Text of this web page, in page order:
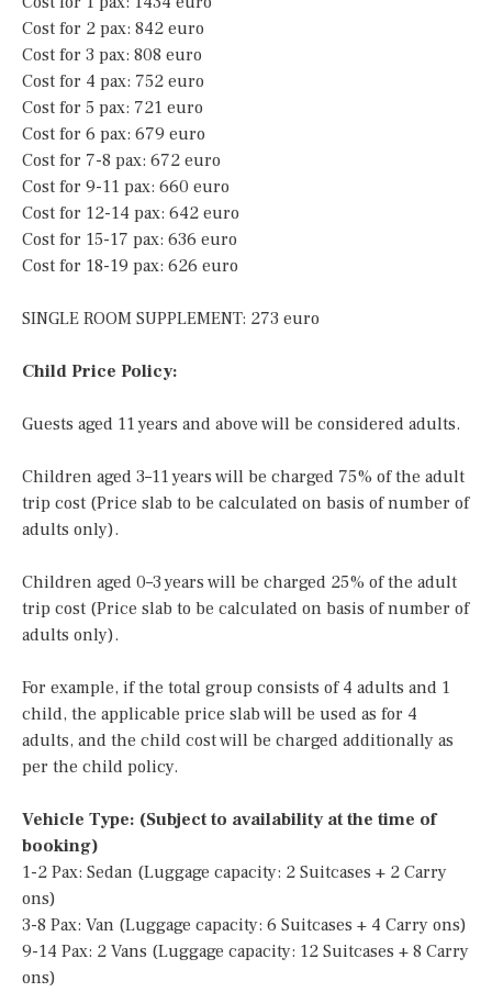
Cost for 2 pax: 842 euro
Cost for 3 pax: 808 euro
Cost for 4 pax: 752 euro
Cost for 5 pax: 721 euro
Cost for 6 pax: 679 euro
Cost for 7-8 pax: 672 euro
Cost for 9-11 pax: 660 euro
Cost for 12-14 pax: 642 euro
Cost for 15-17 pax: 636 euro
Cost for 18-19 pax: 626 euro
SINGLE ROOM SUPPLEMENT: 273 euro
Child Price Policy:
Guests aged 11 years and above will be considered adults.
Children aged 3–11 years will be charged 75% of the adult
trip cost (Price slab to be calculated on basis of number of
adults only).
Children aged 0–3 years will be charged 25% of the adult
trip cost (Price slab to be calculated on basis of number of
adults only).
For example, if the total group consists of 4 adults and 1
child, the applicable price slab will be used as for 4
adults, and the child cost will be charged additionally as
per the child policy.
Vehicle Type: (Subject to availability at the time of
booking)
1-2 Pax: Sedan (Luggage capacity: 2 Suitcases + 2 Carry
ons)
3-8 Pax: Van (Luggage capacity: 6 Suitcases + 4 Carry ons)
9-14 Pax: 2 Vans (Luggage capacity: 12 Suitcases + 8 Carry
ons)